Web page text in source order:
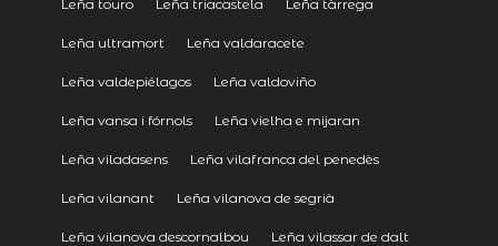
Leña touro Leña triacastela Leña tàrrega
Leña ultramort Leña valdaracete
Leña valdepiélagos Leña valdoviño
Leña vansa i fórnols Leña vielha e mijaran
Leña viladasens Leña vilafranca del penedès
Leña vilanant Leña vilanova de segrià
Leña vilanova descornalbou Leña vilassar de dalt